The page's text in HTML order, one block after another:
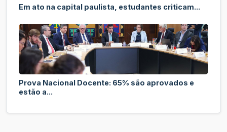
Em ato na capital paulista, estudantes criticam...
Prova Nacional Docente: 65% são aprovados e
estão a...